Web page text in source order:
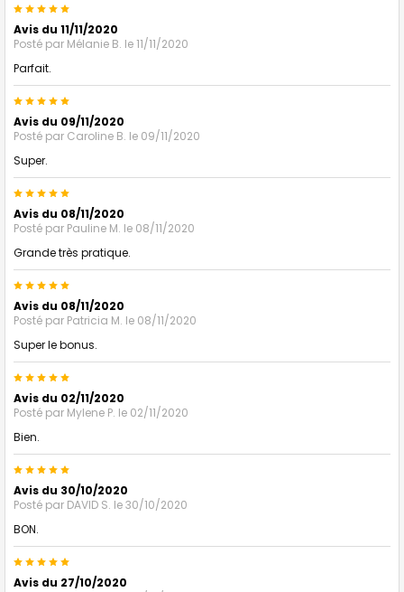
5
Avis du 11/11/2020
Posté par Mélanie B. le 11/11/2020
Parfait.
5
Avis du 09/11/2020
Posté par Caroline B. le 09/11/2020
Super.
5
Avis du 08/11/2020
Posté par Pauline M. le 08/11/2020
Grande très pratique.
5
Avis du 08/11/2020
Posté par Patricia M. le 08/11/2020
Super le bonus.
5
Avis du 02/11/2020
Posté par Mylene P. le 02/11/2020
Bien.
5
Avis du 30/10/2020
Posté par DAVID S. le 30/10/2020
BON.
5
Avis du 27/10/2020